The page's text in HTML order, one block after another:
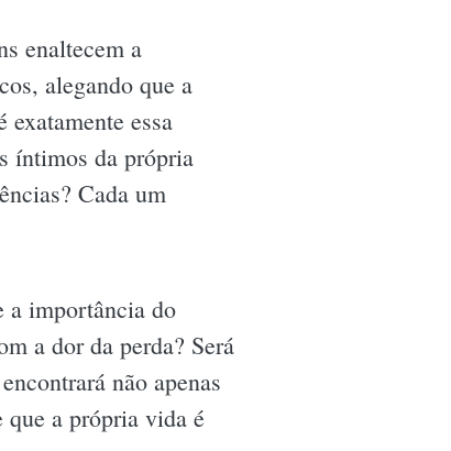
enaltecem a
alegando que a
essa
íntimos da própria
Cada um
a importância do
a dor da perda? Será
não apenas
que a própria vida é